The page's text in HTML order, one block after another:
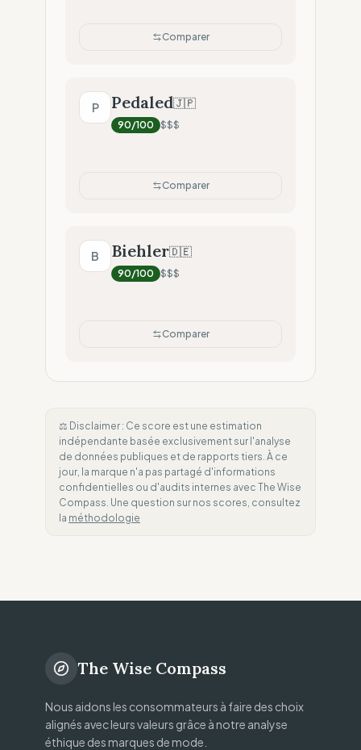
Comparer
P Pedaled🇯🇵
90/100 $$$
Comparer
B Biehler🇩🇪
90/100 $$$
Comparer
⚖️ Disclaimer : Ce score est une estimation
indépendante basée exclusivement sur l'analyse
de données publiques et de rapports tiers. À ce
jour, la marque n'a pas partagé d'informations
confidentielles ou d'audits internes avec The Wise
Compass. Une question sur nos scores, consultez
la méthodologie
The Wise Compass
Nous aidons les consommateurs à faire des choix
alignés avec leurs valeurs grâce à notre analyse
éthique des marques de mode.